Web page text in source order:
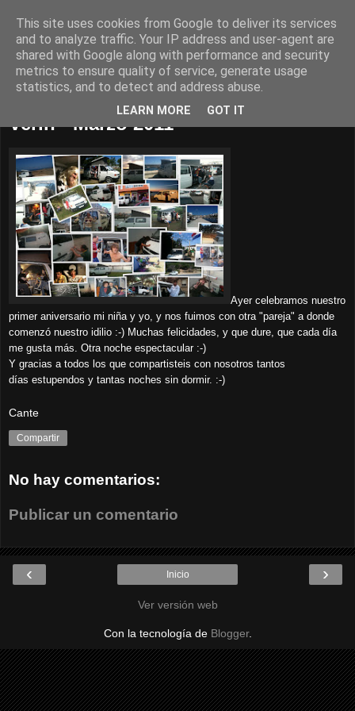
El blog de Cante
Verín - Marzo 2011
Ayer celebramos nuestro
primer aniversario mi niña y yo, y nos fuimos con otra "pareja" a donde
comenzó nuestro idilio :-) Muchas felicidades, y que dure, que cada día
me gusta más. Otra noche espectacular :-)
Y gracias a todos los que compartisteis con nosotros tantos
días estupendos y tantas noches sin dormir. :-)
Cante
Compartir
No hay comentarios:
Publicar un comentario
‹ ›
Inicio
Ver versión web
Con la tecnología de Blogger.
This site uses cookies from Google to deliver its services
and to analyze traffic. Your IP address and user-agent are
shared with Google along with performance and security
metrics to ensure quality of service, generate usage
statistics, and to detect and address abuse.
LEARN MORE GOT IT